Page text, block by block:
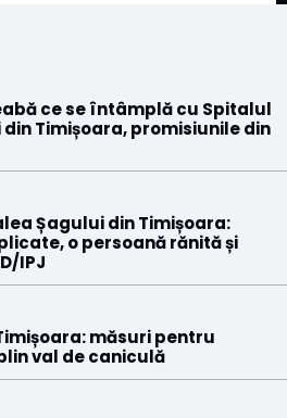
ce se întâmplă cu Spitalul
Timișoara, promisiunile din
Șagului din Timișoara:
o persoană rănită și
IPJ
măsuri pentru
val de caniculă